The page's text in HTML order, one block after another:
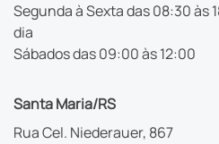
Segunda à Sexta das 08:30 às
dia
Sábados das 09:00 às 12:00
Santa Maria/RS
Rua Cel. Niederauer, 867